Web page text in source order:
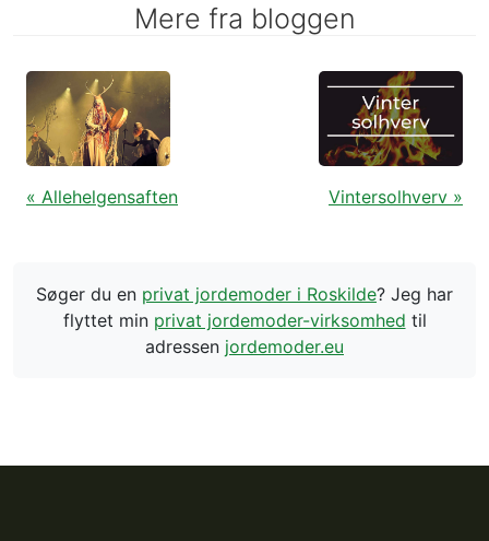
Mere fra bloggen
« Allehelgensaften Vintersolhverv »
Søger du en privat jordemoder i Roskilde? Jeg har
flyttet min privat jordemoder-virksomhed til
adressen jordemoder.eu